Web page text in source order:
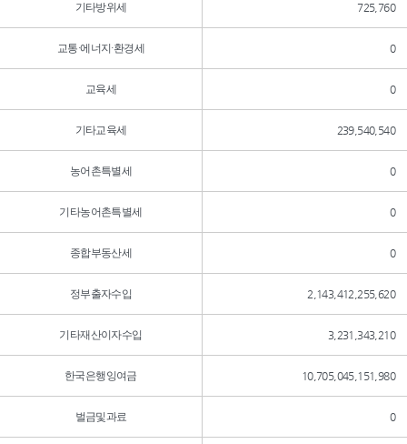
기타방위세 725,760
교통·에너지·환경세 0
교육세 0
기타교육세 239,540,540
농어촌특별세 0
기타농어촌특별세 0
종합부동산세 0
정부출자수입 2,143,412,255,620
기타재산이자수입 3,231,343,210
한국은행잉여금 10,705,045,151,980
벌금및과료 0